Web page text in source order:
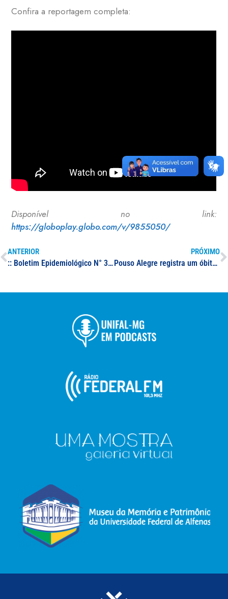
Confira a reportagem completa:
Disponível no link:
https://globoplay.globo.com/v/9855050/
ANTERIOR
:: Boletim Epidemiológico N° 39 – 13/09/2021 – Situação epidêmica de Covid-19 em Minas Gerais e no sul de Minas
PRÓXIMO
Pouso Alegre registra um óbito por Covid-19 em 11 dias; docente da UNIFAL-MG destaca efeitos positivos da vacinação